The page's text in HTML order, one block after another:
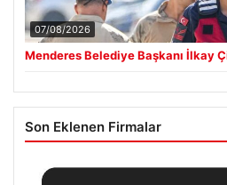
07/08/2026
Menderes Belediye Başkanı İlkay
Son Eklenen Firmalar